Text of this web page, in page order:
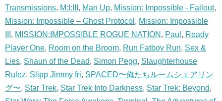
Transmissions, M:I:III , Man Up, Mission: Impossible - Fallout,
Mission: Impossible – Ghost Protocol , Mission: Impossible
, MISSION:IMPOSSIBLE ROGUE NATION , Paul , Ready
Player One, Room on the Broom, Run Fatboy Run, Sex &
Lies, Shaun of the Dead, Simon Pegg, Slaughterhouse
Rulez, Slipp Jimmy fri, SPACED〜俺たちルームシェアリン
グ〜, Star Trek, Star Trek Into Darkness, Star Trek: Beyond,